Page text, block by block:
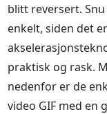
blitt reversert.
enkelt, siden det
praktisk og rask.
nedenfor er de
video GIF med en